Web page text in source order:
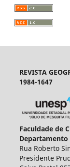
REVISTA
1984-1647
Faculdade de
Departamento
Rua Roberto
Presidente